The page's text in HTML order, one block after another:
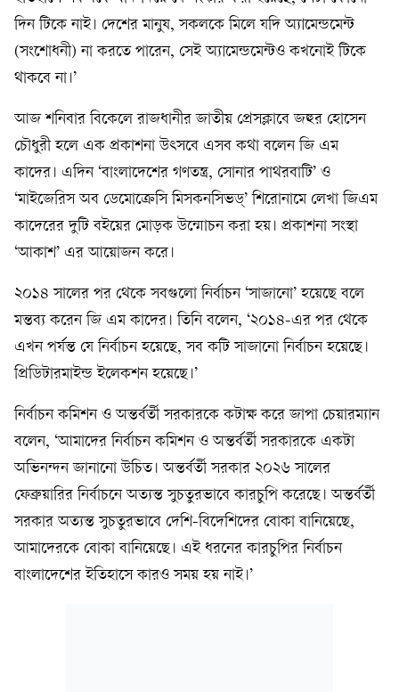
দিন টিকে নাই। দেশের মানুষ, সকলকে মিলে যদি অ্যামেন্ডমেন্ট
(সংশোধনী) না করতে পারেন, সেই অ্যামেন্ডমেন্টও কখনোই টিকে
থাকবে না।’
আজ শনিবার বিকেলে রাজধানীর জাতীয় প্রেসক্লাবে জহুর হোসেন
চৌধুরী হলে এক প্রকাশনা উৎসবে এসব কথা বলেন জি এম
কাদের। এদিন ‘বাংলাদেশের গণতন্ত্র, সোনার পাথরবাটি’ ও
‘মাইজেরিস অব ডেমোক্রেসি মিসকনসিভড্’ শিরোনামে লেখা জিএম
কাদেরের দুটি বইয়ের মোড়ক উন্মোচন করা হয়। প্রকাশনা সংস্থা
‘আকাশ’ এর আয়োজন করে।
২০১৪ সালের পর থেকে সবগুলো নির্বাচন ‘সাজানো’ হয়েছে বলে
মন্তব্য করেন জি এম কাদের। তিনি বলেন, ‘২০১৪-এর পর থেকে
এখন পর্যন্ত যে নির্বাচন হয়েছে, সব কটি সাজানো নির্বাচন হয়েছে।
প্রিডিটারমাইন্ড ইলেকশন হয়েছে।’
নির্বাচন কমিশন ও অন্তর্বর্তী সরকারকে কটাক্ষ করে জাপা চেয়ারম্যান
বলেন, ‘আমাদের নির্বাচন কমিশন ও অন্তর্বর্তী সরকারকে একটা
অভিনন্দন জানানো উচিত। অন্তর্বর্তী সরকার ২০২৬ সালের
ফেব্রুয়ারির নির্বাচনে অত্যন্ত সুচতুরভাবে কারচুপি করেছে। অন্তর্বর্তী
সরকার অত্যন্ত সুচতুরভাবে দেশি-বিদেশিদের বোকা বানিয়েছে,
আমাদেরকে বোকা বানিয়েছে। এই ধরনের কারচুপির নির্বাচন
বাংলাদেশের ইতিহাসে কারও সময় হয় নাই।’